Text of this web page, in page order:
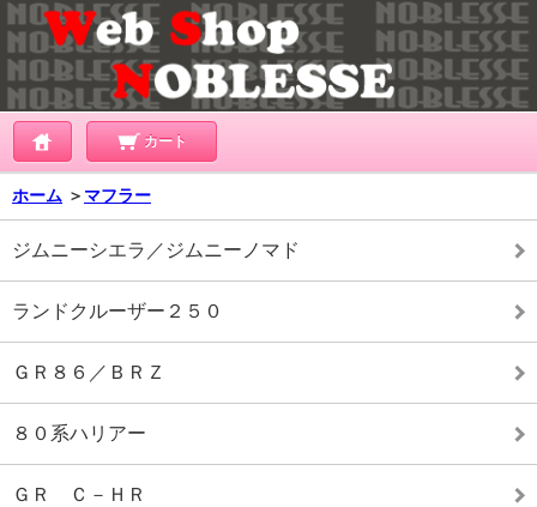
カート
ホーム ＞ マフラー
ジムニーシエラ／ジムニーノマド
ランドクルーザー２５０
ＧＲ８６／ＢＲＺ
８０系ハリアー
ＧＲ Ｃ－ＨＲ